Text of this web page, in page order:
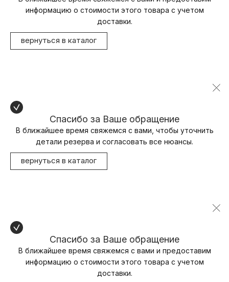
информацию о стоимости этого товара с учетом
доставки.
вернуться в каталог
Спасибо за Ваше обращение
В ближайшее время свяжемся с вами, чтобы уточнить
детали резерва и согласовать все нюансы.
вернуться в каталог
Спасибо за Ваше обращение
В ближайшее время свяжемся с вами и предоставим
информацию о стоимости этого товара с учетом
доставки.